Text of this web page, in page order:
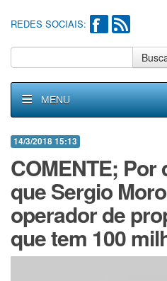
REDES SOCIAIS:
MENU
14/3/2018 15:13
COMENTE; Por
que Sergio
operador de
que tem 100